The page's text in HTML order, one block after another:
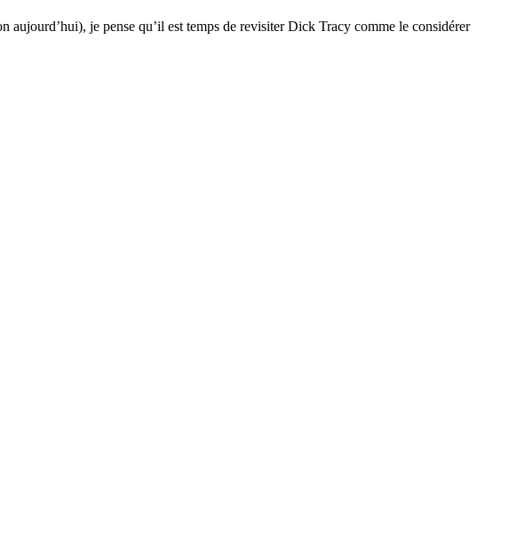
je pense qu’il est temps de revisiter Dick Tracy comme le considérer